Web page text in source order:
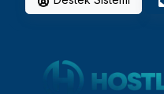
Blog Nasıl
Dijital İletişim